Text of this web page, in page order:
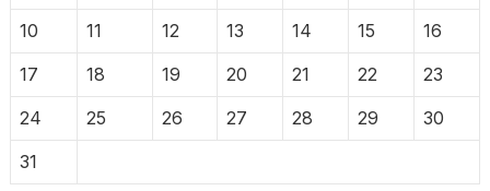
10
11 12 13 14 15
16
17
18 19 20 21 22
23
24
25 26 27 28 29
30
31